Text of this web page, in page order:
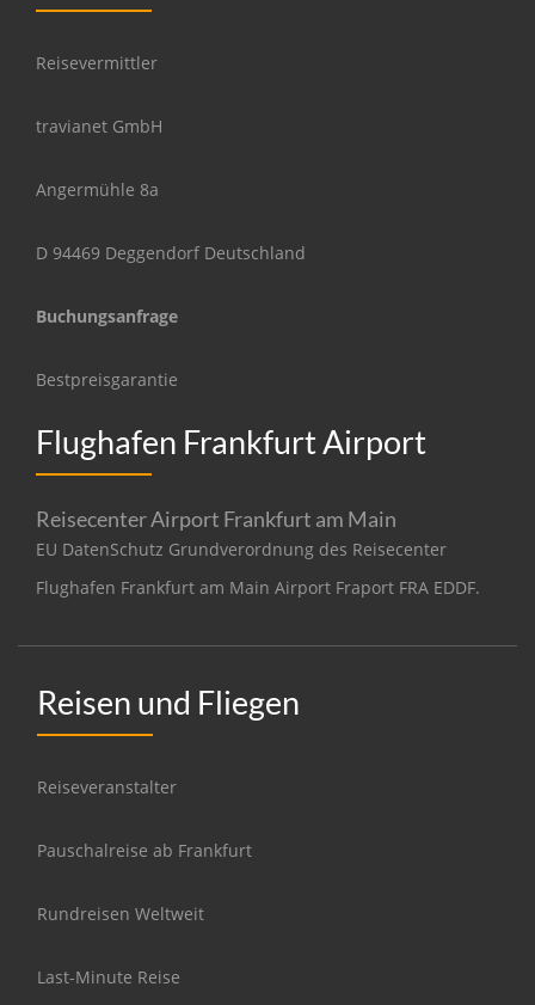
Reisevermittler
travianet GmbH
Angermühle 8a
D 94469 Deggendorf Deutschland
Buchungsanfrage
Bestpreisgarantie
Flughafen Frankfurt Airport
Reisecenter Airport Frankfurt am Main
EU DatenSchutz Grundverordnung des Reisecenter
Flughafen Frankfurt am Main Airport Fraport FRA EDDF.
Reisen und Fliegen
Reiseveranstalter
Pauschalreise ab Frankfurt
Rundreisen Weltweit
Last-Minute Reise